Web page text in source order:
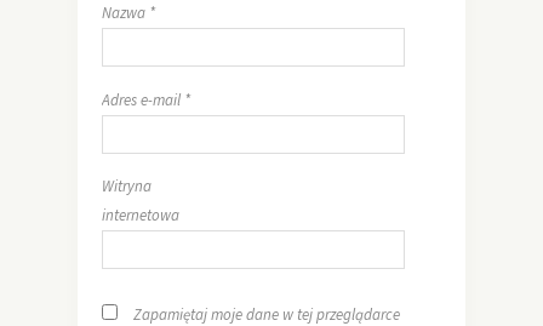
Nazwa *
Adres e-mail *
Witryna
internetowa
Zapamiętaj moje dane w tej przeglądarce